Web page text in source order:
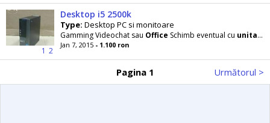
1 2
Desktop i5 2500k
Type: Desktop PC si monitoare
Gamming Videochat sau Office Schimb eventual cu unitate
Jan 7, 2015 - 1.100 ron
Pagina 1 Următorul >